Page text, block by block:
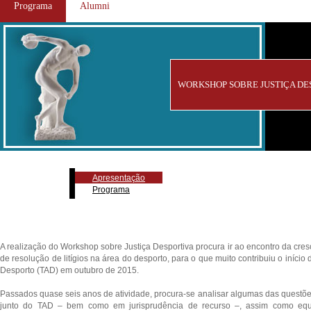
Alumni
Programa
WORKSHOP SOBRE JUSTIÇA
Apresentação
Programa
A realização do Workshop sobre Justiça Desportiva procura ir ao encontro da
de resolução de litígios na área do desporto, para o que muito contribuiu o início
Desporto (TAD) em outubro de 2015.
Passados quase seis anos de atividade, procura-se analisar algumas das
junto do TAD – bem como em jurisprudência de recurso –, assim como